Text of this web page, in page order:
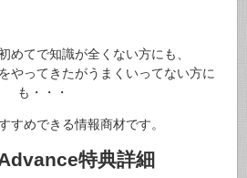
めてで知識が全くない方にも、
やってきたがうまくいってない方に
も・・・
すめできる情報商材です。
特典詳細